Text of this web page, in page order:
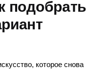
подобрать
которое снова